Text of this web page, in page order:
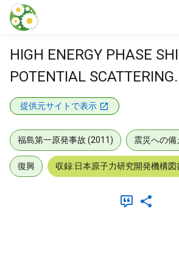
本文に飛ぶ
HIGH ENERGY PHASE
POTENTIAL SCATTERING.
提供元サイトで表示
福島第一原発事故 (2011) 震災への備
復興 収録:日本原子力研究開発機構